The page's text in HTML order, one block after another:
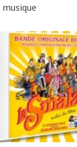
musique